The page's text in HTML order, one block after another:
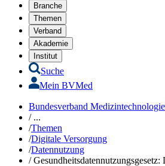
Branche
Themen
Verband
Akademie
Institut
Suche
Mein BVMed
Bundesverband Medizintechnologie
/...
/Themen
/Digitale Versorgung
/Datennutzung​
/